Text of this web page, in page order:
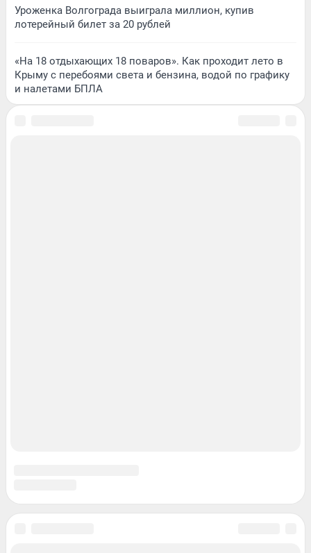
Уроженка Волгограда выиграла миллион, купив
лотерейный билет за 20 рублей
«На 18 отдыхающих 18 поваров». Как проходит лето в
Крыму с перебоями света и бензина, водой по графику
и налетами БПЛА